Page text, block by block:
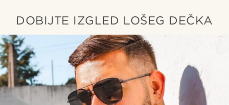
DOBIJTE IZGLED LOŠEG DEČKA